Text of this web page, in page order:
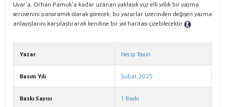
Uyar’a, Orhan Pamuk’a kadar uzanan yaklaşık yüz elli yıllık bir yazma
serüvenini panoramik olarak görecek; bu yazarlar üzerinden değişen yazma
anlayışlarını karşılaştırarak kendine bir yol haritası çizebilecektir.
Yazar Necip Tosun
Basım Yılı Şubat 2025
Baskı Sayısı 1. Baskı